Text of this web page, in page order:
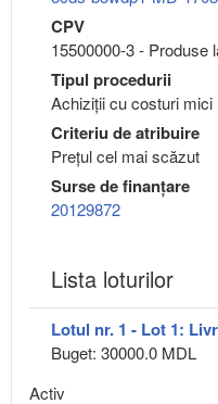
CPV
15500000-3 - Produse
Tipul procedurii
Achiziții cu costuri mici
Criteriu de atribuire
Preţul cel mai scăzut
Surse de finanțare
20129872
Lista loturilor
Lotul nr. 1 - Lot 1:
Buget: 30000.0 MDL
Activ